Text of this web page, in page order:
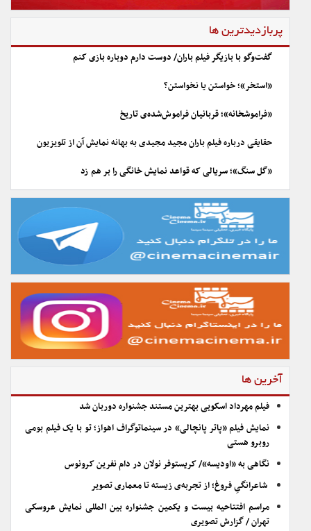
پربازدیدترین ها
گفت‌وگو با بازیگر فیلم باران/ دوست دارم دوباره بازی کنم
«استخر»؛ خواستن یا نخواستن؟
«فراموشخانه»؛ قربانیان فراموش‌شده‌ی تاریخ
حقایقی درباره فیلم باران مجید مجیدی به بهانه نمایش آن از تلویزیون
«گل سنگ»؛ سریالی که قواعد نمایش خانگی را بر هم زد
آخرین ها
فیلم مهرداد اسکویی بهترین مستند جشنواره دوربان شد
نمایش فیلم «پاتر پانچالی» در سینماتوگراف اهواز؛ تو با یک فیلم بومی
روبرو هستی
نگاهی به «اودیسه»/ کریستوفر نولان در دام نفرین کرونوس
شاعرانگیِ فروغ؛ از تجربه‌ی زیسته تا معماری تصویر
مراسم افتتاحیه بیست و یکمین جشنواره بین المللی نمایش عروسکی
تهران / گزارش تصویری